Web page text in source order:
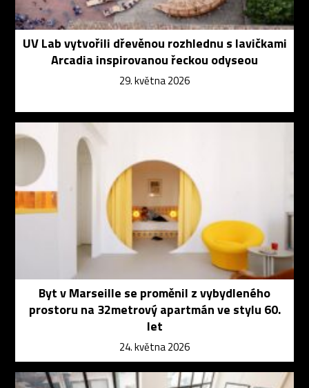
UV Lab vytvořili dřevěnou rozhlednu s lavičkami
Arcadia inspirovanou řeckou odyseou
29. května 2026
Byt v Marseille se proměnil z vybydleného
prostoru na 32metrový apartmán ve stylu 60.
let
24. května 2026